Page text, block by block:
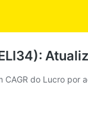
CAGR do Lucro